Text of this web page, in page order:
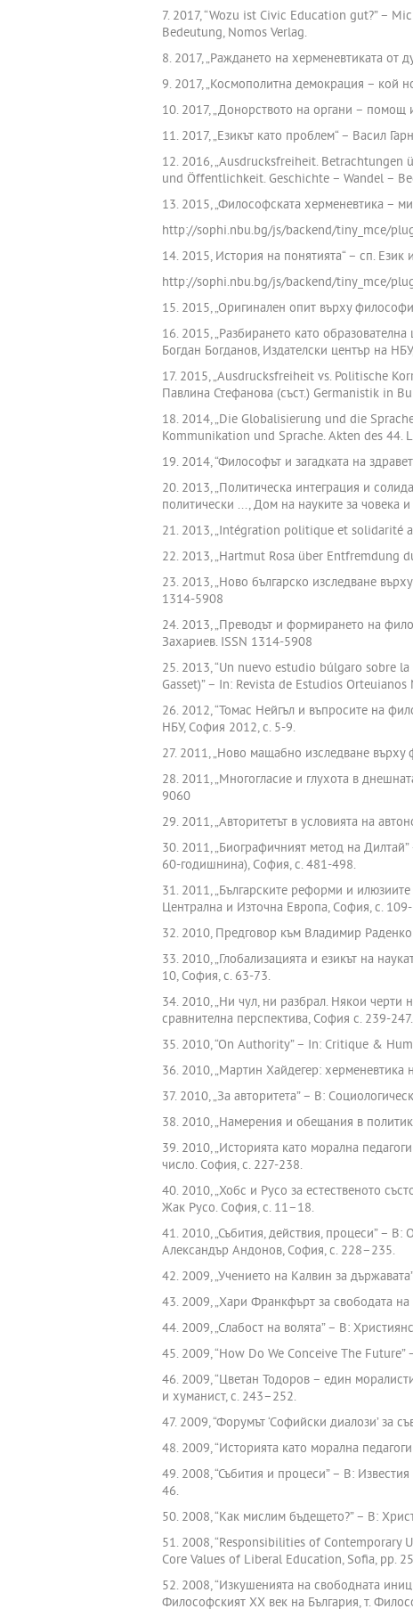
7. 2017, “Wozu ist Civic Education gut?” –
Bedeutung, Nomos Verlag.
8. 2017, „Раждането на херменевтиката от
9. 2017, „Космополитна демокрация – кой
10. 2017, „Донорството на органи – помощ
11. 2017, „Езикът като проблем“ – Васил
12. 2016, „Ausdrucksfreiheit.
und Öffentlichkeit. Geschichte – Wandel –
13. 2015, „Философската херменевтика –
http://sophi.nbu.bg/js/backend/tiny_mce/
14. 2015, История на понятията“ – сп.
http://sophi.nbu.bg/js/backend/tiny_mce/
15. 2015, „Оригинален опит върху
16. 2015, „Разбирането като
Богдан Богданов, Издателски център на
17. 2015, „Ausdrucksfreiheit vs. Politische
Павлина Стефанова (съст.) Germanistik in
18. 2014, „Die Globalisierung und die
Kommunikation und Sprache. Akten des 44.
19. 2014, “Философът и загадката на
20. 2013, „Политическа интеграция и
политически ..., Дом на науките за човека
21. 2013, „Intégration politique et solidarité
22. 2013, „Hartmut Rosa über Entfremdung
23. 2013, „Ново българско изследване
1314-5908
24. 2013, „Преводът и формирането на
Захариев. ISSN 1314-5908
25. 2013, “Un nuevo estudio búlgaro sobre
Gasset)” – In: Revista de Estudios Orteuianos
26. 2012, “Томас Нейгъл и въпросите на
НБУ, София 2012, с. 5-9.
27. 2011, „Ново мащабно изследване
28. 2011, „Многогласие и глухота в
9060
29. 2011, „Авторитетът в условията на
30. 2011, „Биографичният метод на
60-годишнина), София, с. 481-498.
31. 2011, „Българските реформи и
Централна и Източна Европа, София, с.
32. 2010, Предговор към Владимир
33. 2010, „Глобализацията и езикът на
10, София, с. 63-73.
34. 2010, „Ни чул, ни разбрал. Някои черти
сравнителна перспектива, София с. 239-247.
35. 2010, “On Authority” – In: Critique &
36. 2010, „Мартин Хайдегер:
37. 2010, „За авторитета” – В:
38. 2010, „Намерения и обещания в
39. 2010, „Историята като морална
число. София, с. 227-238.
40. 2010, „Хобс и Русо за естественото
Жак Русо. София, с. 11–18.
41. 2010, „Събития, действия, процеси” –
Александър Андонов, София, с. 228–235.
42. 2009, „Учението на Калвин за
43. 2009, „Хари Франкфърт за свободата
44. 2009, „Слабост на волята” – В:
45. 2009, “How Do We Conceive The
46. 2009, “Цветан Тодоров – един
и хуманист, с. 243–252.
47. 2009, “Форумът ‘Софийски диалози’ за
48. 2009, “Историята като морална
49. 2008, “Събития и процеси” – В:
46.
50. 2008, “Как мислим бъдещето?” – В:
51. 2008, “Responsibilities of
Core Values of Liberal Education, Sofia, pp.
52. 2008, “Изкушенията на свободната
Философският ХХ век на България, т.